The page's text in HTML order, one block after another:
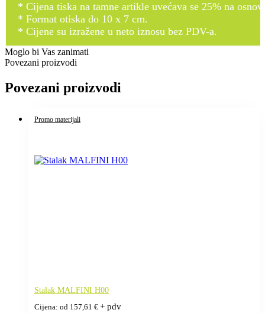
* Cijena tiska na tamne artikle uvećava se 25% na
* Format otiska do 10 x 7 cm.
* Cijene su izražene u neto iznosu bez PDV-a.
Moglo bi Vas zanimati
Povezani proizvodi
Povezani proizvodi
Promo materijali
Stalak MALFINI H00
Cijena: od 157,61 € + pdv